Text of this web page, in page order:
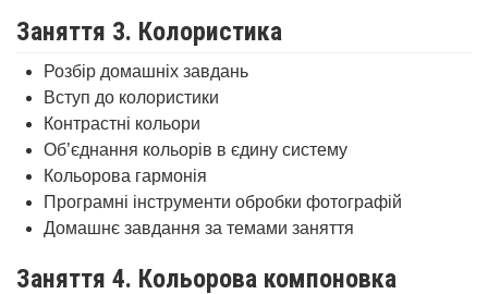
Заняття 3. Колористика
Розбір домашніх завдань
Вступ до колористики
Контрастні кольори
Об’єднання кольорів в єдину систему
Кольорова гармонія
Програмні інструменти обробки фотографій
Домашнє завдання за темами заняття
Заняття 4. Кольорова компоновка